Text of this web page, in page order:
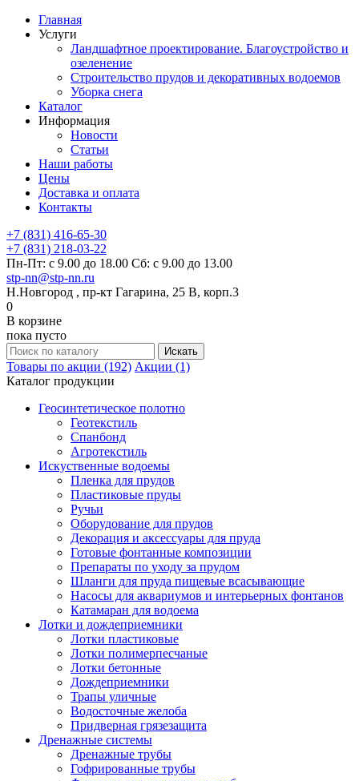
Главная
Услуги
Ландшафтное проектирование. Благоустройство и
озеленение
Строительство прудов и декоративных водоемов
Уборка снега
Каталог
Информация
Новости
Статьи
Наши работы
Цены
Доставка и оплата
Контакты
+7 (831) 416-65-30
+7 (831) 218-03-22
Пн-Пт: с 9.00 до 18.00 Сб: с 9.00 до 13.00
stp-nn@stp-nn.ru
Н.Новгород , пр-кт Гагарина, 25 В, корп.3
0
В корзине
пока пусто
Товары по акции (192) Акции (1)
Каталог продукции
Геосинтетическое полотно
Геотекстиль
Спанбонд
Агротекстиль
Искуственные водоемы
Пленка для прудов
Пластиковые пруды
Ручьи
Оборудование для прудов
Декорация и аксессуары для пруда
Готовые фонтанные композиции
Препараты по уходу за прудом
Шланги для пруда пищевые всасывающие
Насосы для аквариумов и интерьерных фонтанов
Катамаран для водоема
Лотки и дождеприемники
Лотки пластиковые
Лотки полимерпесчаные
Лотки бетонные
Дождеприемники
Трапы уличные
Водосточные желоба
Придверная грязезащита
Дренажные системы
Дренажные трубы
Гофрированные трубы